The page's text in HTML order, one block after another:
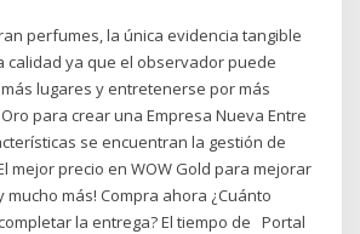
perfumes, la única evidencia tangible
calidad ya que el observador puede
lugares y entretenerse por más
para crear una Empresa Nueva Entre
se encuentran la gestión de
mejor precio en WOW Gold para mejorar
más! Compra ahora ¿Cuánto
la entrega? El tiempo de Portal